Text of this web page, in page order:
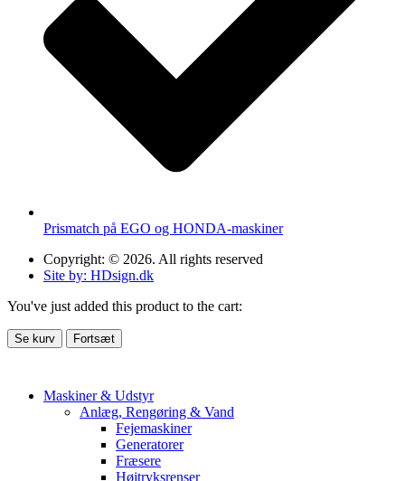
Prismatch på EGO og HONDA-maskiner
Copyright: © 2026. All rights reserved
Site by: HDsign.dk
You've just added this product to the cart:
Se kurv Fortsæt
Maskiner & Udstyr
Anlæg, Rengøring & Vand
Fejemaskiner
Generatorer
Fræsere
Højtryksrenser